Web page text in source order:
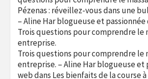
Pézenas : réveillez-vous dans une
– Aline Har blogueuse et
Trois questions pour comprendre le
entreprise.
Trois questions pour comprendre le
entreprise. – Aline Har blogueuse et
webdans Les bienfaits de la course